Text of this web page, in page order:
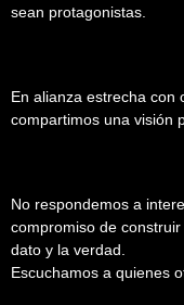
sean protagonistas.
En alianza estrecha con
compartimos una visión
No respondemos a
compromiso de
dato y la verdad.
Escuchamos a quienes